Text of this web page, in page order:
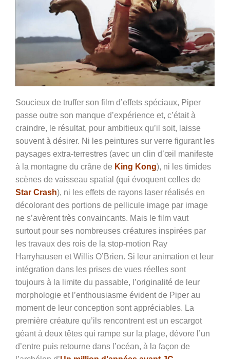
Soucieux de truffer son film d’effets spéciaux, Piper
passe outre son manque d’expérience et, c’était à
craindre, le résultat, pour ambitieux qu’il soit, laisse
souvent à désirer. Ni les peintures sur verre figurant les
paysages extra-terrestres (avec un clin d’œil manifeste
à la montagne du crâne de King Kong), ni les timides
scènes de vaisseau spatial (qui évoquent celles de
Star Crash), ni les effets de rayons laser réalisés en
décolorant des portions de pellicule image par image
ne s’avèrent très convaincants. Mais le film vaut
surtout pour ses nombreuses créatures inspirées par
les travaux des rois de la stop-motion Ray
Harryhausen et Willis O’Brien. Si leur animation et leur
intégration dans les prises de vues réelles sont
toujours à la limite du passable, l’originalité de leur
morphologie et l’enthousiasme évident de Piper au
moment de leur conception sont appréciables. La
première créature qu’ils rencontrent est un escargot
géant à deux têtes qui rampe sur la plage, dévore l’un
d’entre puis retourne dans l’océan, à la façon de